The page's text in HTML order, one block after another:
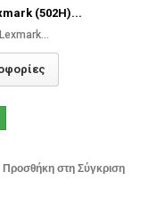
(502H)...
Προσθήκη στη Σύγκριση